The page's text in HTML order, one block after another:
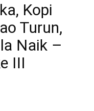
Kopi
Turun,
Naik –
III